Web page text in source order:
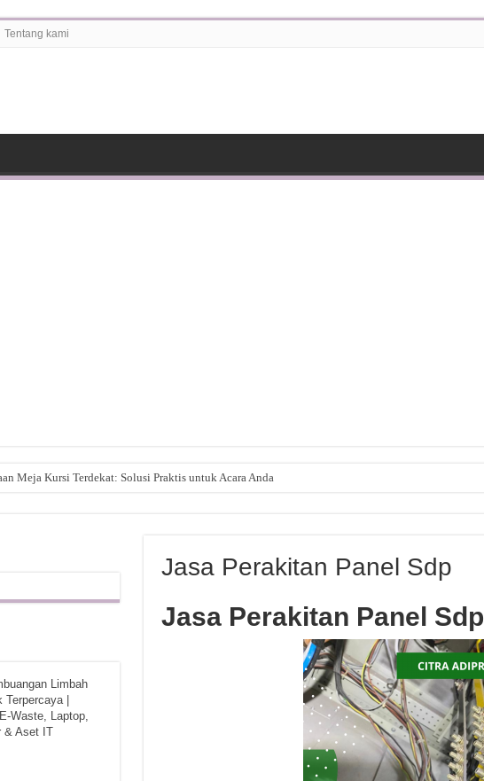
Tentang kami
Meja Kursi Terdekat: Solusi Praktis untuk Acara Anda
Jasa Perakitan Panel Sdp
Jasa Perakitan Panel Sdp
Limbah
Terpercaya |
Waste, Laptop,
& Aset IT